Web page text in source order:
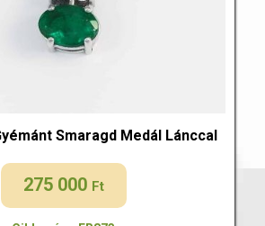
Smaragd Medál Lánccal
275 000 Ft